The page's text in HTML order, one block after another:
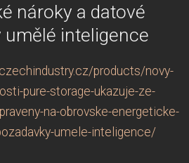
nároky a datové
umělé inteligence
products/novy-
pure-storage-ukazuje-ze-
na-obrovske-energeticke-
umele-inteligence/